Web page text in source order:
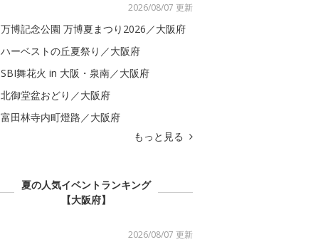
2026/08/07 更新
万博記念公園 万博夏まつり2026／大阪府
ハーベストの丘夏祭り／大阪府
SBI舞花火 in 大阪・泉南／大阪府
北御堂盆おどり／大阪府
富田林寺内町燈路／大阪府
もっと見る
夏の人気イベントランキング
【大阪府】
2026/08/07 更新